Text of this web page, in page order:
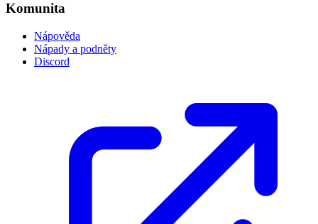
Komunita
Nápověda
Nápady a podněty
Discord